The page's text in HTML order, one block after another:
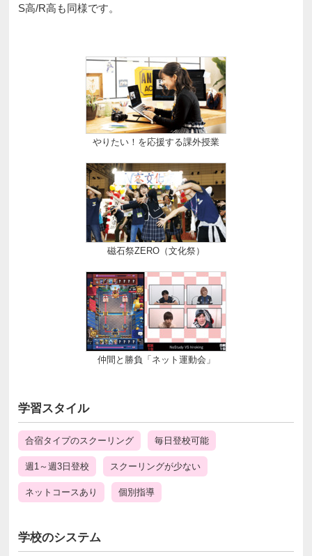
S高/R高も同様です。
やりたい！を応援する課外授業
磁石祭ZERO（文化祭）
仲間と勝負「ネット運動会」
学習スタイル
合宿タイプのスクーリング 毎日登校可能
週1～週3日登校 スクーリングが少ない
ネットコースあり 個別指導
学校のシステム